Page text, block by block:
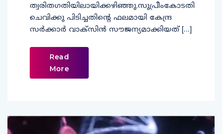
ത്വരിതഗതിയിലായിക്കഴിഞ്ഞു.സുപ്രീംകോടതി
ചെവിക്കു പിടിച്ചതിന്റെ ഫലമായി കേന്ദ്ര
സര്‍ക്കാര്‍ വാക്‌സിന്‍ സൗജന്യമാക്കിയത് […]
Read
More